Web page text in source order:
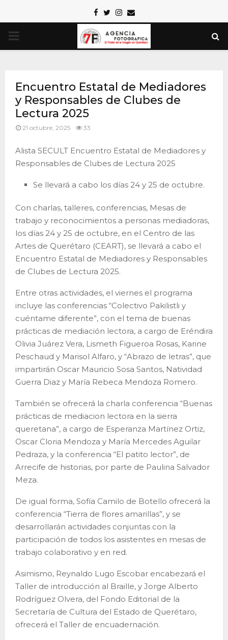
Facebook
TwitterInstagram
Email
PRIMARY
Encuentro Estatal de Mediadores
y Responsables de Clubes de
Lectura 2025
21 octubre, 2025 33
Alista SECULT Encuentro Estatal de Mediadores y
Responsables de Clubes de Lectura 2025
Se llevará a cabo los días 24 y 25 de octubre.
Con charlas, talleres, conferencias, Mesas de
trabajo y reconocimientos a personas mediadoras,
los días 24 y 25 de octubre, en el Centro de las
Artes de Querétaro (CEART), se llevará a cabo el
Encuentro Estatal de Mediadores y Responsables
de Clubes de Lectura 2025.
Entre otras actividades, el viernes el programa
incluye las conferencias “Colectivo Pakilistli y
cuéntame diferente”, con el tema de buenas
prácticas de mediación lectora, a cargo de Eréndira
Olivia Juárez Vera, Lismeth Figueroa Rosas, Karine
Peschaud y Marisol Alfaro, y “Abrazo de letras”, que
impartirán Oscar Mauricio Sosa Santos, Natividad
Guerra Diaz y María Rebeca Mendoza Romero.
También se ofrecerá la charla conferencia “Buenas
prácticas de mediacion lectora en la sierra
queretana”, a cargo de Esperanza Martínez Ortiz,
Oscar Cloria Mendoza y María Mercedes Aguilar
Pedraza, y la conferencia “El patito lector”, de
Arrecife de historias, por parte de Paulina Salvador
Meza.
De igual forma, Sofía Camilo de Botello ofrecerá la
conferencia “Tierra de flores amarillas”, y se
desarrollarán actividades conjuntas con la
participación de todos los asistentes en mesas de
trabajo colaborativo y en red.
Asimismo, Reynaldo Lugo Escobar encabezará el
Taller de introducción al Braille, y Jorge Alberto
Rodríguez Olvera, del Fondo Editorial de la
Secretaría de Cultura del Estado de Querétaro,
ofrecerá el Taller de encuadernación.